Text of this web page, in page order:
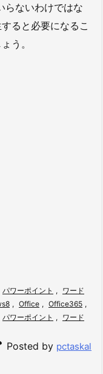
らないわけではな
ると必要になるこ
う。
パワーポイント , ワード
, Office , Office365 ,
パワーポイント , ワード
Posted by pctaskal